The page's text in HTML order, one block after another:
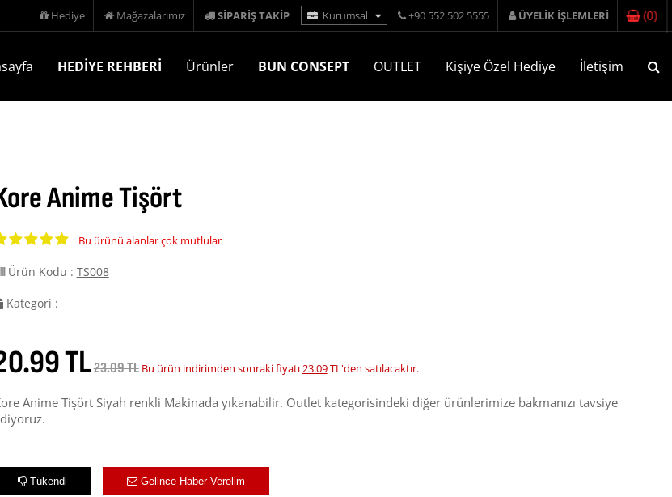
Hediye Mağazalarımız SİPARİŞ TAKİP Kurumsal +90 552 502 5555 ÜYELİK İŞLEMLERİ (0)
HEDİYE REHBERİ Ürünler BUN CONSEPT OUTLET Kişiye Özel Hediye İletişim
Anime Tişört
Bu ürünü alanlar çok mutlular
Ürün Kodu : TS008
Kategori :
TL23.09 TL Bu ürün indirimden sonraki fiyatı23.09TL'den satılacaktır.
Anime Tişört Siyah renkli Makinada yıkanabilir. Outlet kategorisindeki diğer ürünlerimize bakmanızı tavsiye
Tükendi Gelince Haber Verelim